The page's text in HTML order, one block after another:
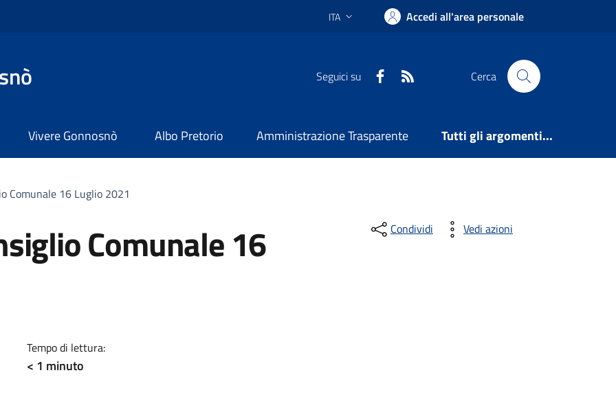
Lingua attiva:
ITA Accedi all'area personale
Seguici su Facebook Cerca
Vivere Gonnosnò Albo Pretorio Amministrazione Trasparente Tutti gli argomenti...
Comunale 16 Luglio 2021
Comunale 16
Tempo di lettura:
< 1 minuto
Condividi Vedi azioni